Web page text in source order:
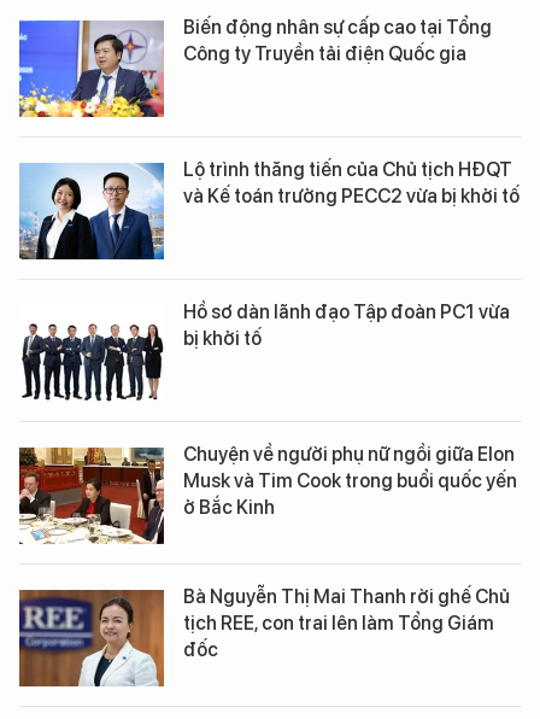
Biến động nhân sự cấp cao tại Tổng
Công ty Truyền tải điện Quốc gia
Lộ trình thăng tiến của Chủ tịch HĐQT
và Kế toán trưởng PECC2 vừa bị khởi tố
Hồ sơ dàn lãnh đạo Tập đoàn PC1 vừa
bị khởi tố
Chuyện về người phụ nữ ngồi giữa Elon
Musk và Tim Cook trong buổi quốc yến
ở Bắc Kinh
Bà Nguyễn Thị Mai Thanh rời ghế Chủ
tịch REE, con trai lên làm Tổng Giám
đốc